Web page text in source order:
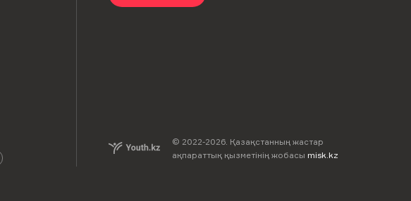
© 2022-2026 Қазақстанның жастар
ақпараттық қызметінің жобасы misk.kz